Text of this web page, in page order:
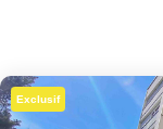
Exclusif